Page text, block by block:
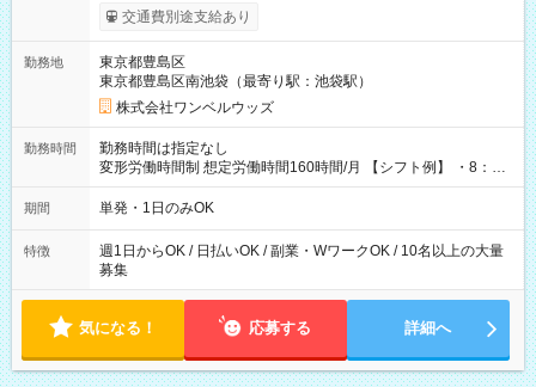
いOK！（規定あり） ┗働いたその日に現金GET♪ お仕事後はコ
ンビニATMから 日払い分を引き落とせます！ 【試用期間】試
交通費別途支給あり
勤務地
東京都豊島区
東京都豊島区南池袋（最寄り駅：池袋駅）
株式会社ワンベルウッズ
勤務時間
勤務時間は指定なし
変形労働時間制 想定労働時間160時間/月 【シフト例】 ・8：00
～21：00
期間 単発・1日のみOK
特徴
週1日からOK / 日払いOK / 副業・WワークOK / 10名以上の大量
募集
気になる！ 応募する 詳細へ